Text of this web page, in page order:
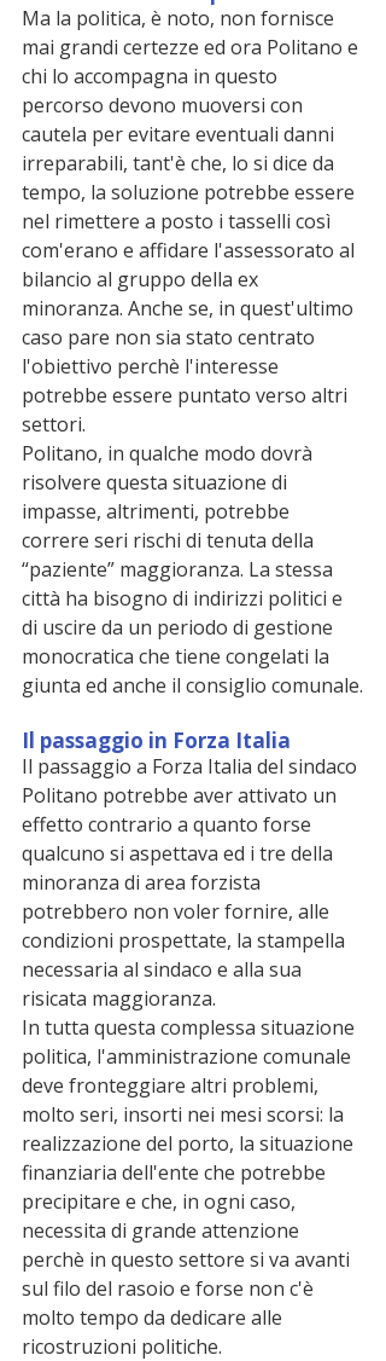
Ma la politica, è noto, non fornisce
mai grandi certezze ed ora Politano e
chi lo accompagna in questo
percorso devono muoversi con
cautela per evitare eventuali danni
irreparabili, tant'è che, lo si dice da
tempo, la soluzione potrebbe essere
nel rimettere a posto i tasselli così
com'erano e affidare l'assessorato al
bilancio al gruppo della ex
minoranza. Anche se, in quest'ultimo
caso pare non sia stato centrato
l'obiettivo perchè l'interesse
potrebbe essere puntato verso altri
settori.
Politano, in qualche modo dovrà
risolvere questa situazione di
impasse, altrimenti, potrebbe
correre seri rischi di tenuta della
“paziente” maggioranza. La stessa
città ha bisogno di indirizzi politici e
di uscire da un periodo di gestione
monocratica che tiene congelati la
giunta ed anche il consiglio comunale.
Il passaggio in Forza Italia
Il passaggio a Forza Italia del sindaco
Politano potrebbe aver attivato un
effetto contrario a quanto forse
qualcuno si aspettava ed i tre della
minoranza di area forzista
potrebbero non voler fornire, alle
condizioni prospettate, la stampella
necessaria al sindaco e alla sua
risicata maggioranza.
In tutta questa complessa situazione
politica, l'amministrazione comunale
deve fronteggiare altri problemi,
molto seri, insorti nei mesi scorsi: la
realizzazione del porto, la situazione
finanziaria dell'ente che potrebbe
precipitare e che, in ogni caso,
necessita di grande attenzione
perchè in questo settore si va avanti
sul filo del rasoio e forse non c'è
molto tempo da dedicare alle
ricostruzioni politiche.